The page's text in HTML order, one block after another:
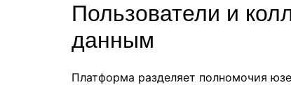
Пользователи и
данным
Платформа разделяет полномочия